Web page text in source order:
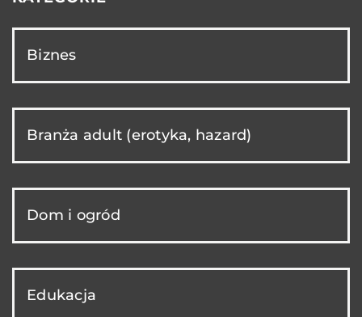
Biznes
Branża adult (erotyka, hazard)
Dom i ogród
Edukacja